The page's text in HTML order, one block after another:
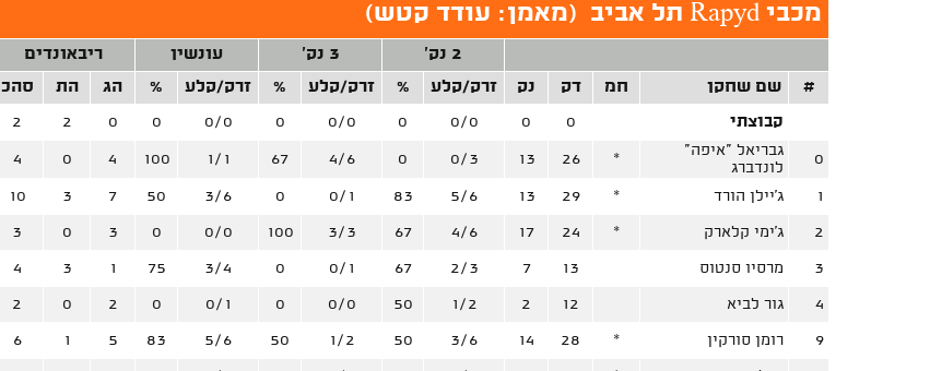
מכבי Rapyd תל אביב (מאמן: עודד קטש)
2 נק' 3 נק' עונשין ריבאונדים
#
שם שחקן חמ דק נק זרק/קלע % זרק/קלע % זרק/קלע % הג הת סהכ
קבוצתי 0
0
0/0
0
0/0
0
0/0
0
0
2
2
0
גבריאל "איפה"
לונדברג
*
26
13
0/3
0
4/6
67
1/1
100
4
0
4
1 ג'יילן הורד *
29
13
5/6
83
0/1
0
3/6
50
7
3
10
2 ג'ימי קלארק *
24
17
4/6
67
3/3
100
0/0
0
3
0
3
3 מרסיו סנטוס 13
7
2/3
67
0/1
0
3/4
75
1
3
4
4 גור לביא 12
2
1/2
50
0/0
0
0/1
0
2
0
2
9 רומן סורקין *
28
14
3/6
50
1/2
50
5/6
83
5
1
6